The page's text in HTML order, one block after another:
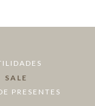
SALE
PRESENTES